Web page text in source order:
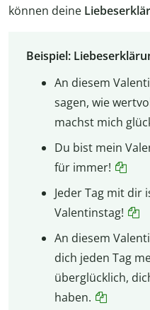
können deine
Beispiel:
An diesem
sagen, wie
machst mich
Du bist mein
für immer!
Jeder Tag mit dir
Valentinstag!
An diesem
dich jeden Tag
überglücklich,
haben.